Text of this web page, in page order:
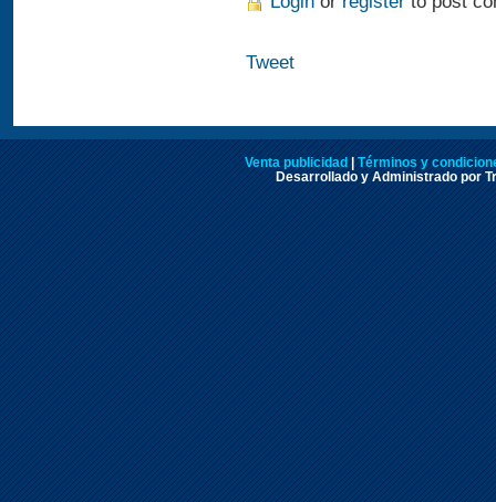
Tweet
Venta publicidad
Términos y
Desarrollado y Administrado por